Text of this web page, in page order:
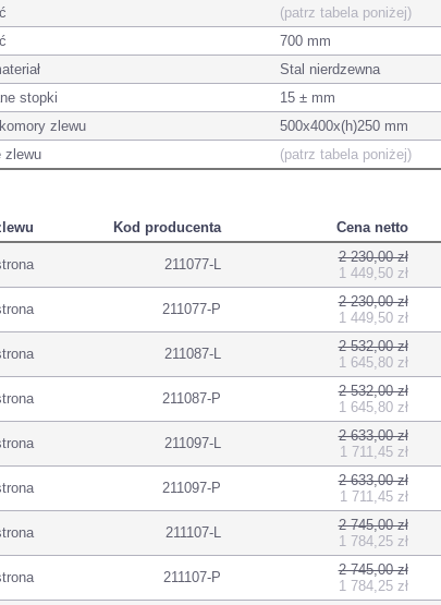
(patrz tabela poniżej)
700 mm
Stal nierdzewna
stopki
15 ± mm
zlewu
500x400x(h)250 mm
zlewu
(patrz tabela poniżej)
Kod producenta Cena netto
211077-L
2 230,00 zł
1 449,50 zł
211077-P
2 230,00 zł
1 449,50 zł
211087-L
2 532,00 zł
1 645,80 zł
211087-P
2 532,00 zł
1 645,80 zł
211097-L
2 633,00 zł
1 711,45 zł
211097-P
2 633,00 zł
1 711,45 zł
211107-L
2 745,00 zł
1 784,25 zł
211107-P
2 745,00 zł
1 784,25 zł